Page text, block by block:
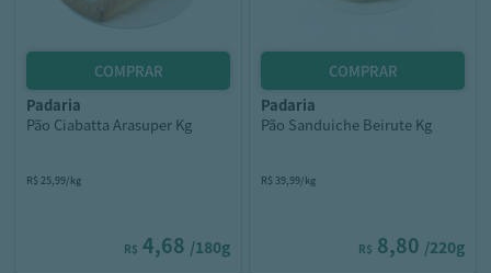
padaria
Pão Ciabatta Arasuper Kg
R$ 25,99/kg
R$ 4,68 /180g
padaria
Pão Sanduiche Beirute Kg
R$ 39,99/kg
R$ 8,80 /220g